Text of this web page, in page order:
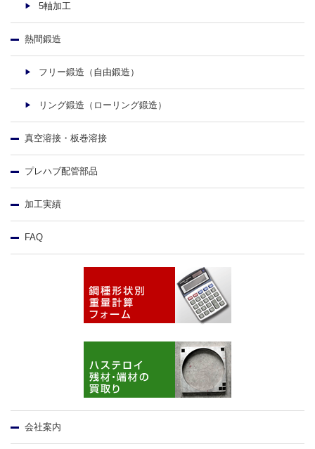
5軸加工
熱間鍛造
フリー鍛造（自由鍛造）
リング鍛造（ローリング鍛造）
真空溶接・板巻溶接
プレハブ配管部品
加工実績
FAQ
会社案内